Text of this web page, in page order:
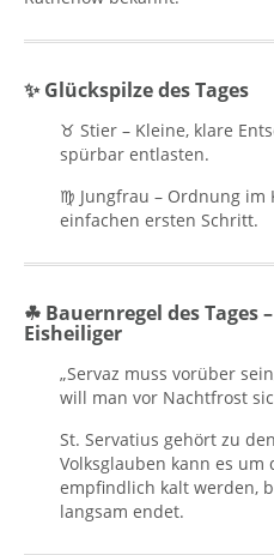
✨ Glückspilze des Tages
♉ Stier – Kleine, klare
spürbar entlasten.
♍ Jungfrau – Ordnung
einfachen ersten Schritt.
☘ Bauernregel des Tages
Eisheiliger
„Servaz muss vorüber
will man vor Nachtfrost
St. Servatius gehört zu
Volksglauben kann es um
empfindlich kalt werden,
langsam endet.